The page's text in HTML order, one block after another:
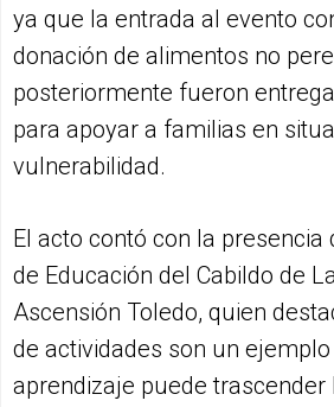
ya que la entrada al evento
donación de alimentos no
posteriormente fueron
para apoyar a familias en
vulnerabilidad.
El acto contó con la presencia
de Educación del Cabildo de
Ascensión Toledo, quien
de actividades son un
aprendizaje puede trascender